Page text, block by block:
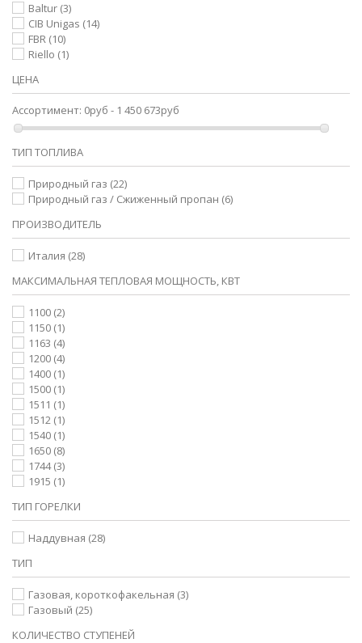
Baltur (3)
CIB Unigas (14)
FBR (10)
Riello (1)
ЦЕНА
Ассортимент: 0руб - 1 450 673руб
ТИП ТОПЛИВА
Природный газ (22)
Природный газ / Сжиженный пропан (6)
ПРОИЗВОДИТЕЛЬ
Италия (28)
МАКСИМАЛЬНАЯ ТЕПЛОВАЯ МОЩНОСТЬ, КВТ
1100 (2)
1150 (1)
1163 (4)
1200 (4)
1400 (1)
1500 (1)
1511 (1)
1512 (1)
1540 (1)
1650 (8)
1744(3)
1915 (1)
ТИП ГОРЕЛКИ
Наддувная (28)
ТИП
Газовая, короткофакельная (3)
Газовый (25)
КОЛИЧЕСТВО СТУПЕНЕЙ